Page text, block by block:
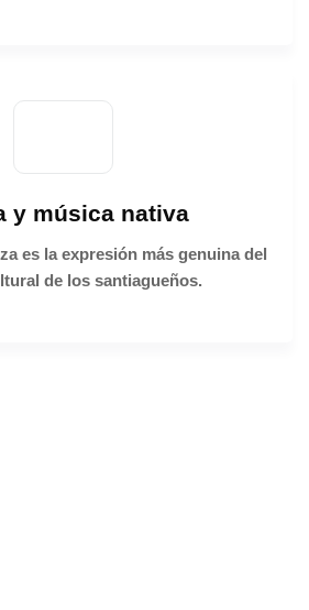
y música nativa
es la expresión más genuina del
de los santiagueños.